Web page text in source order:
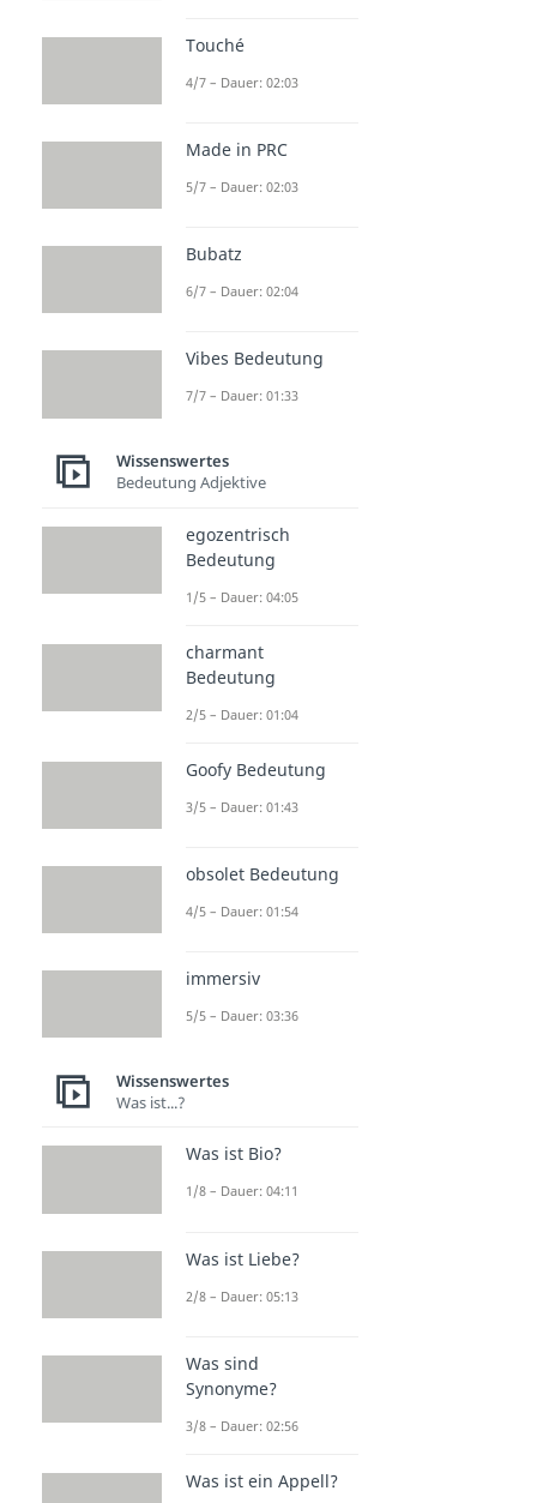
Touché
4/7 – Dauer: 02:03
Made in PRC
5/7 – Dauer: 02:03
Bubatz
6/7 – Dauer: 02:04
Vibes Bedeutung
7/7 – Dauer: 01:33
Wissenswertes
Bedeutung Adjektive
egozentrisch
Bedeutung
1/5 – Dauer: 04:05
charmant
Bedeutung
2/5 – Dauer: 01:04
Goofy Bedeutung
3/5 – Dauer: 01:43
obsolet Bedeutung
4/5 – Dauer: 01:54
immersiv
5/5 – Dauer: 03:36
Wissenswertes
Was ist...?
Was ist Bio?
1/8 – Dauer: 04:11
Was ist Liebe?
2/8 – Dauer: 05:13
Was sind
Synonyme?
3/8 – Dauer: 02:56
Was ist ein Appell?